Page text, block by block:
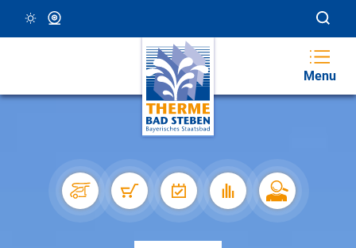
23 °C, Klar/Sonnig
Menu